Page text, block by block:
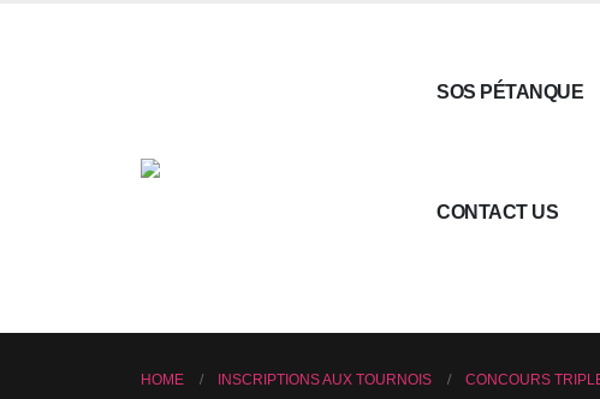
SOS PÉTANQUE
CONTACT US
HOME INSCRIPTIONS AUX TOURNOIS CONCOURS